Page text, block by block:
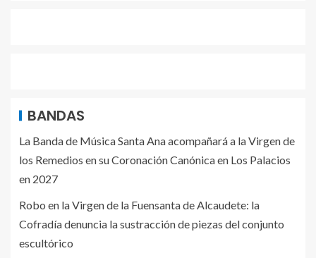
BANDAS
La Banda de Música Santa Ana acompañará a la Virgen de
los Remedios en su Coronación Canónica en Los Palacios
en 2027
Robo en la Virgen de la Fuensanta de Alcaudete: la
Cofradía denuncia la sustracción de piezas del conjunto
escultórico